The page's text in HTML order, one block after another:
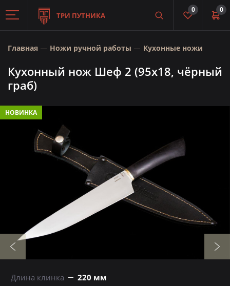
ТРИ ПУТНИКА
0
0
Главная Ножи ручной работы Кухонные ножи
Кухонный нож Шеф 2 (95х18, чёрный
граб)
НОВИНКА
Длина клинка
220 мм